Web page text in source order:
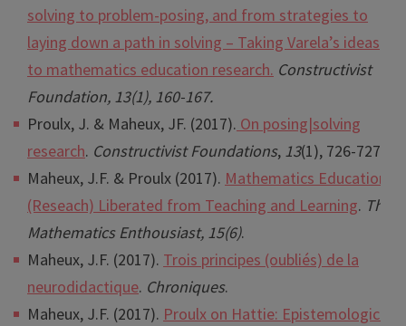
solving to problem-posing, and from strategies to
laying down a path in solving – Taking Varela’s ideas
to mathematics education research. Constructivist
Foundation, 13(1), 160-167.
Proulx, J. & Maheux, JF. (2017). On posing|solving
research. Constructivist Foundations, 13(1), 726-727.
Maheux, J.F. & Proulx (2017). Mathematics Education
(Reseach) Liberated from Teaching and Learning. The
Mathematics Enthousiast, 15(6).
Maheux, J.F. (2017). Trois principes (oubliés) de la
neurodidactique. Chroniques.
Maheux, J.F. (2017). Proulx on Hattie: Epistemological